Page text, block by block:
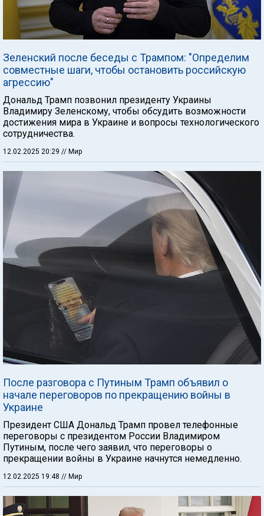
Зеленский после беседы с Трампом: "Определим
совместные шаги, чтобы остановить российскую
агрессию"
Дональд Трамп позвонил президенту Украины
Владимиру Зеленскому, чтобы обсудить возможности
достижения мира в Украине и вопросы технологического
сотрудничества.
12.02.2025 20:29 // Мир
После разговора с Путиным Трамп объявил о
начале переговоров по прекращению войны в
Украине
Президент США Дональд Трамп провел телефонные
переговоры с президентом России Владимиром
Путиным, после чего заявил, что переговоры о
прекращении войны в Украине начнутся немедленно.
12.02.2025 19:48 // Мир